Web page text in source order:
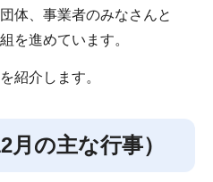
体、事業者のみなさんと
を進めています。
紹介します。
月の主な行事）